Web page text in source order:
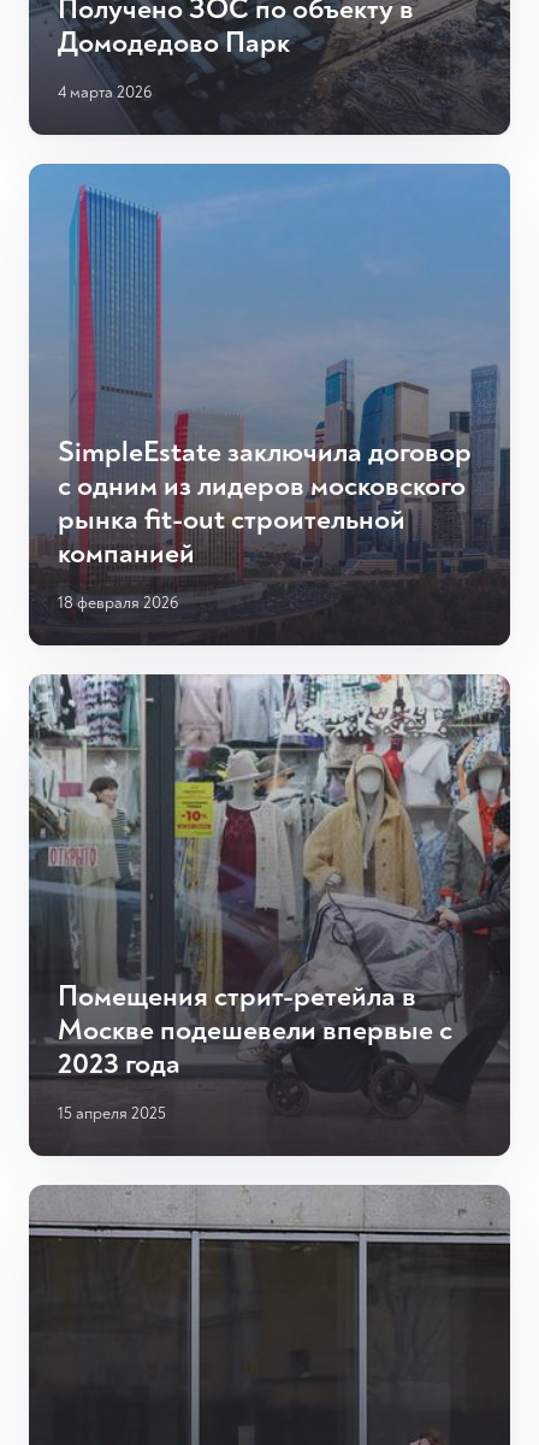
Получено ЗОС по объекту в
Домодедово Парк
4 марта 2026
SimpleEstate заключила договор
с одним из лидеров московского
рынка fit-out строительной
компанией
18 февраля 2026
Помещения стрит-ретейла в
Москве подешевели впервые с
2023 года
15 апреля 2025